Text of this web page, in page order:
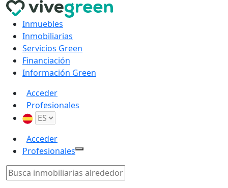
Inmuebles
Inmobiliarias
Servicios Green
Financiación
Información Green
Acceder
Profesionales
Acceder
Profesionales